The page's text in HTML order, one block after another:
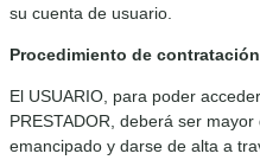
su cuenta de usuario.
Procedimiento de contratación
El USUARIO, para poder
PRESTADOR, deberá ser
emancipado y darse de alta a